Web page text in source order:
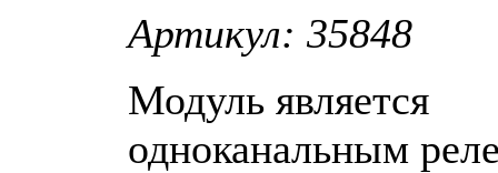
Артикул: 35848
Модуль является
одноканальным